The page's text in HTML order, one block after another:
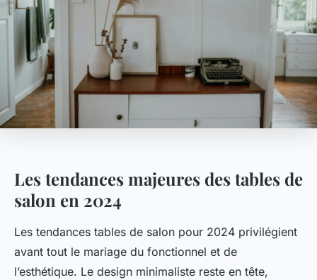
Les tendances majeures des tables de
salon en 2024
Les tendances tables de salon pour 2024 privilégient
avant tout le mariage du fonctionnel et de
l’esthétique. Le design minimaliste reste en tête,